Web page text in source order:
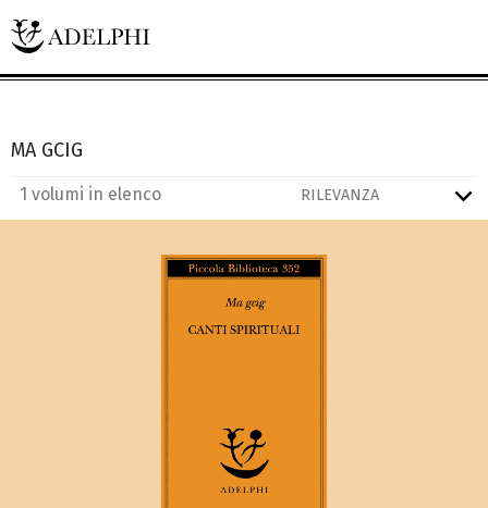
MA GCIG
1 volumi in elenco